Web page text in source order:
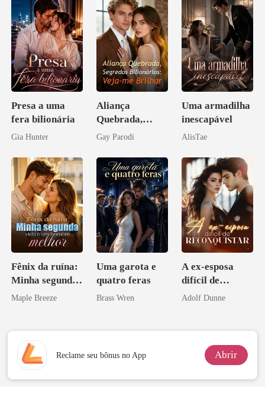
Presa a uma
fera bilionária
Gia Hunter
Aliança
Quebrada,
Segredos
Veja-me Brilhar
Gay Parodi
Uma armadilha
inescapável
AlisTae
Fênix da ruína:
Minha segunda
vida e um
Maple Breeze
Uma garota e
quatro feras
Brass Wren
A ex-esposa
difícil de
reconquistar
Adolf Dunne
Reclame seu bônus no App Abrir